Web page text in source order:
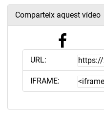
Comparteix aquest vídeo
URL:
IFRAME: